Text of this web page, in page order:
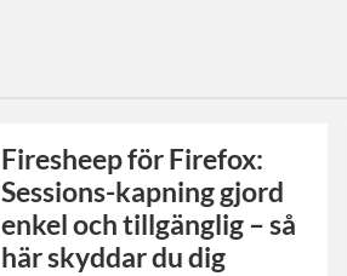
Firesheep för Firefox:
Sessions-kapning gjord
enkel och tillgänglig – så
här skyddar du dig